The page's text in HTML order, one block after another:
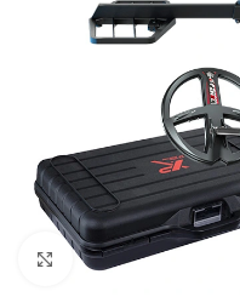
Click to enlarge